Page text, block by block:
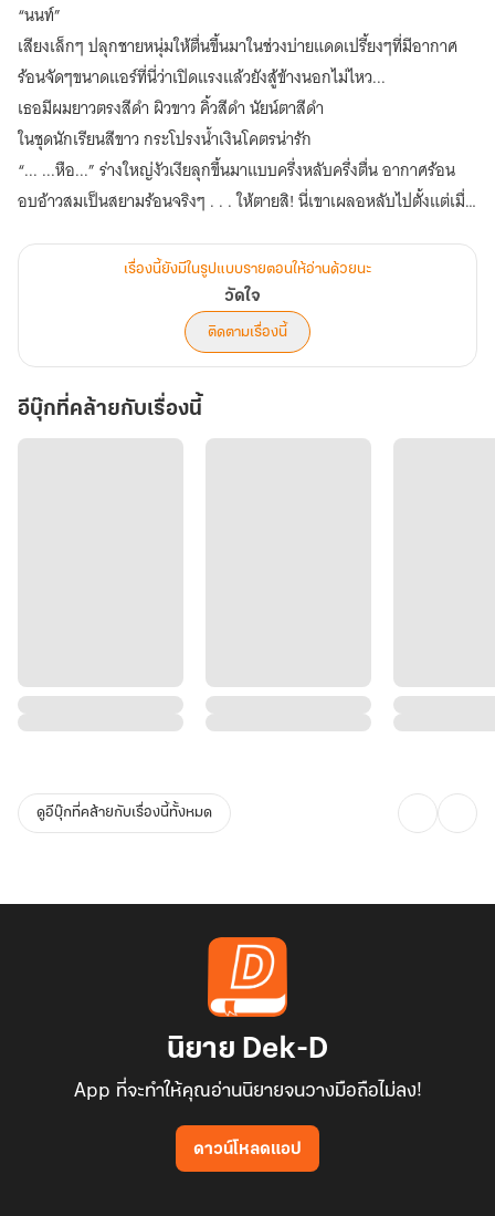
“นนท์”
เสียงเล็กๆ ปลุกชายหนุ่มให้ตื่นขึ้นมาในช่วงบ่ายแดดเปรี้ยงๆที่มีอากาศ
ร้อนจัดๆขนาดแอร์ที่นี่ว่าเปิดแรงแล้วยังสู้ข้างนอกไม่ไหว...
เธอมีผมยาวตรงสีดำ ผิวขาว คิ้วสีดำ นัยน์ตาสีดำ
ในชุดนักเรียนสีขาว กระโปรงน้ำเงินโคตรน่ารัก
“... ...หือ...” ร่างใหญ่งัวเงียลุกขึ้นมาแบบครึ่งหลับครึ่งตื่น อากาศร้อน
อบอ้าวสมเป็นสยามร้อนจริงๆ . . . ให้ตายสิ! นี่เขาเผลอหลับไปตั้งแต่เมื่อ
เป็น
เมื่อรู้ว่า... “นนท์...มีเรื่องอีกแล้วใช่มั๊ย!?”
“เอ่อ... ...เออ” ชายหนุ่มงัวเงีย
“กับใคร!”
“เออน่า ไม่มีไร...!” เขาพยายามลุกแต่ยังไม่มีแรง
นิ้วชี้นุ่มๆจิ้มไปที่แก้มแดงแจ๋คล้ายมะเขือเทศ
เรื่องนี้ยังมีในรูปแบบรายตอนให้อ่านด้วยนะ
วัดใจ
ติดตามเรื่องนี้
อีบุ๊กที่คล้ายกับเรื่องนี้
ดูอีบุ๊กที่คล้ายกับเรื่องนี้ทั้งหมด
นิยาย Dek-D
App ที่จะทำให้คุณอ่านนิยายจนวางมือถือไม่ลง!
ดาวน์โหลดแอป